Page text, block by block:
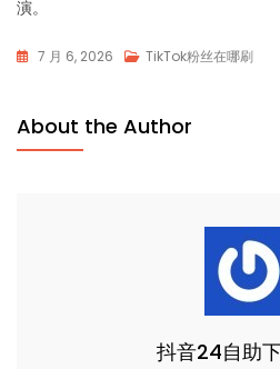
演。
7 月 6, 2026 TikTok粉丝在哪刷
About the Author
抖音24自助